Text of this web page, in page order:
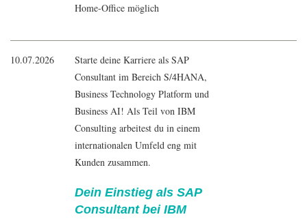
Home-Office möglich
10.07.2026
Starte deine Karriere als SAP
Consultant im Bereich S/4HANA,
Business Technology Platform und
Business AI! Als Teil von IBM
Consulting arbeitest du in einem
internationalen Umfeld eng mit
Kunden zusammen.
Dein Einstieg als SAP
Consultant bei IBM